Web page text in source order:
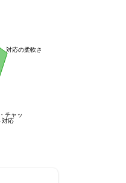
対応の柔軟さ
チャッ
対応